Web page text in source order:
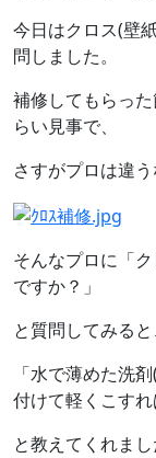
今日はクロス(壁
問しました。
補修してもらっ
らい見事で、
さすがプロは違
そんなプロに「
ですか？」
と質問してみると
「水で薄めた洗
付けて軽くこすれ
と教えてくれまし